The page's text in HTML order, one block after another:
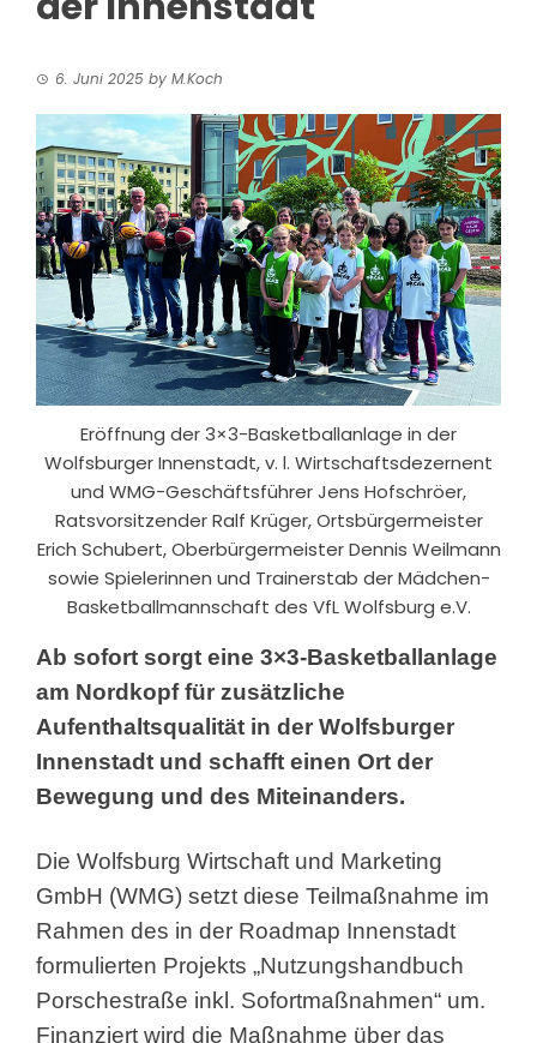
6. Juni 2025 by M.Koch
Eröffnung der 3×3-Basketballanlage in der
Wolfsburger Innenstadt, v. l. Wirtschaftsdezernent
und WMG-Geschäftsführer Jens Hofschröer,
Ratsvorsitzender Ralf Krüger, Ortsbürgermeister
Erich Schubert, Oberbürgermeister Dennis Weilmann
sowie Spielerinnen und Trainerstab der Mädchen-
Basketballmannschaft des VfL Wolfsburg e.V.
Ab sofort sorgt eine 3×3-Basketballanlage
am Nordkopf für zusätzliche
Aufenthaltsqualität in der Wolfsburger
Innenstadt und schafft einen Ort der
Bewegung und des Miteinanders.
Die Wolfsburg Wirtschaft und Marketing
GmbH (WMG) setzt diese Teilmaßnahme im
Rahmen des in der Roadmap Innenstadt
formulierten Projekts „Nutzungshandbuch
Porschestraße inkl. Sofortmaßnahmen“ um.
Finanziert wird die Maßnahme über das